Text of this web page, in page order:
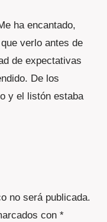
ha encantado,
verlo antes de
de expectativas
De los
y el listón estaba
no será publicada.
con *